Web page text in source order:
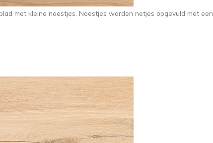
met kleine noestjes. Noestjes worden netjes opgevuld met een